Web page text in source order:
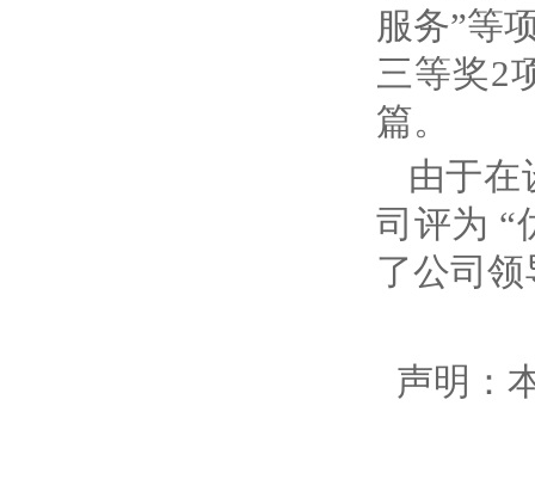
服务”等
三等奖2
篇。
由于在
司评为 “
了公司
声明：